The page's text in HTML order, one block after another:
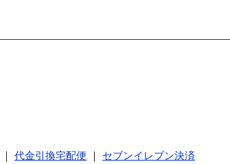
代金引換宅配便
セブンイレブン決済